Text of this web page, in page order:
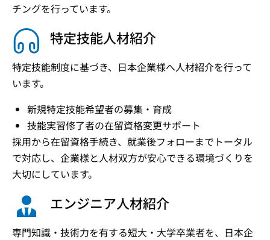
チングを行っています。
特定技能人材紹介
特定技能制度に基づき、日本企業様へ人材紹介を行って
います。
新規特定技能希望者の募集・育成
技能実習修了者の在留資格変更サポート
採用から在留資格手続き、就業後フォローまでトータル
で対応し、企業様と人材双方が安心できる環境づくりを
大切にしています。
エンジニア人材紹介
専門知識・技術力を有する短大・大学卒業者を、日本企